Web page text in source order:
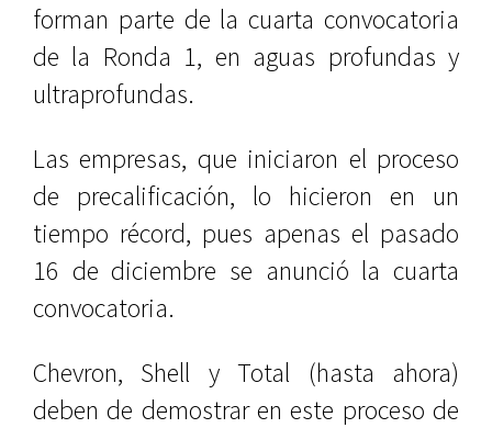
forman parte de la cuarta convocatoria
de la Ronda 1, en aguas profundas y
ultraprofundas.
Las empresas, que iniciaron el proceso
de precalificación, lo hicieron en un
tiempo récord, pues apenas el pasado
16 de diciembre se anunció la cuarta
convocatoria.
Chevron, Shell y Total (hasta ahora)
deben de demostrar en este proceso de